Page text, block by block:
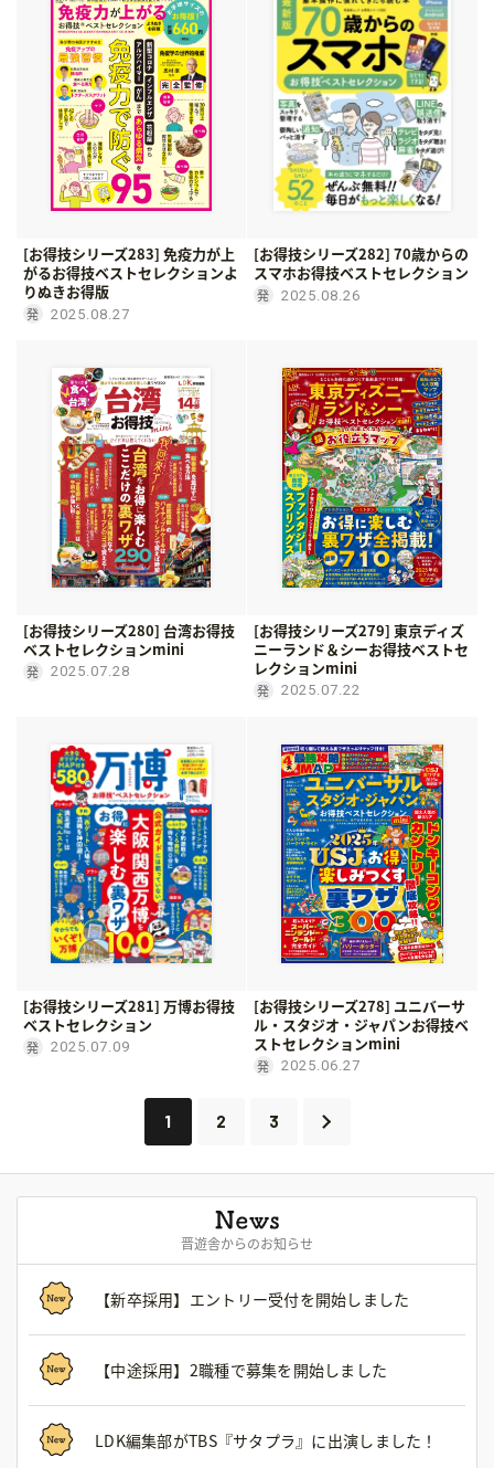
[お得技シリーズ283] 免疫力が上
がるお得技ベストセレクションよ
りぬきお得版
2025.08.27
[お得技シリーズ282] 70歳からの
スマホお得技ベストセレクション
2025.08.26
[お得技シリーズ280] 台湾お得技
ベストセレクションmini
2025.07.28
[お得技シリーズ279] 東京ディズ
ニーランド＆シーお得技ベストセ
レクションmini
2025.07.22
[お得技シリーズ281] 万博お得技
ベストセレクション
2025.07.09
[お得技シリーズ278] ユニバーサ
ル・スタジオ・ジャパンお得技ベ
ストセレクションmini
2025.06.27
1 2 3
晋遊舎からのお知らせ
【新卒採用】エントリー受付を開始しました
【中途採用】2職種で募集を開始しました
LDK編集部がTBS『サタプラ』に出演しました！